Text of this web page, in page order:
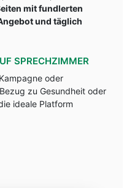
mit fundlerten
und täglich
SPRECHZIMMER
oder
zu Gesundheit oder
ideale Platform